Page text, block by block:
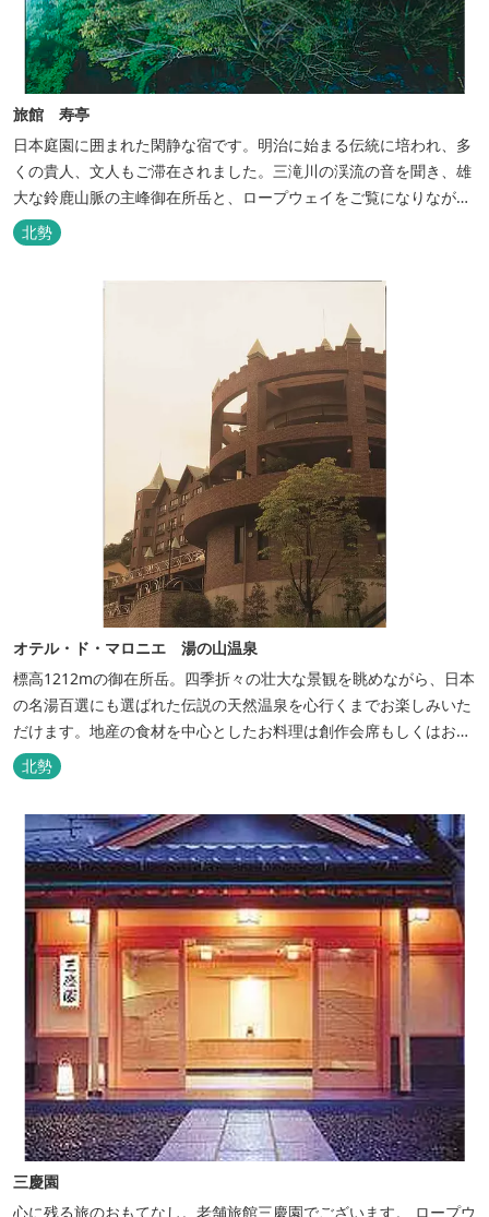
旅館 寿亭
日本庭園に囲まれた閑静な宿です。明治に始まる伝統に培われ、多
くの貴人、文人もご滞在されました。三滝川の渓流の音を聞き、雄
大な鈴鹿山脈の主峰御在所岳と、ロープウェイをご覧になりながら
お入りいただく露天風呂は気持ちがいいです。 また、庭園にある昭
和初期の離れの客間を改装した貸切風呂（６タイプ）はレトロクラ
シカルな雰囲気でみなさまに好評をいただいております。夕食は部
北勢
オテル・ド・マロニエ 湯の山温泉
標高1212mの御在所岳。四季折々の壮大な景観を眺めながら、日本
の名湯百選にも選ばれた伝説の天然温泉を心行くまでお楽しみいた
だけます。地産の食材を中心としたお料理は創作会席もしくはお箸
でもお楽しみいただける本格フレンチをお選びいただけ、会席・フ
レンチコースとも同じテーブルにてご賞味いただけます。また館内
やお食事は浴衣姿でお楽しみいただけます。ゆったり、気軽に安心
していただける会員制リゾートホ...
北勢
三慶園
心に残る旅のおもてなし。老舗旅館三慶園でございます。 ロープウ